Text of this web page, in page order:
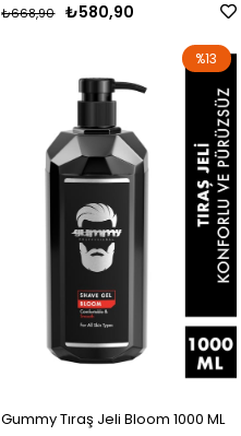
₺580,90
₺668,90
Gummy Tıraş Jeli Bloom 1000 ML
%13